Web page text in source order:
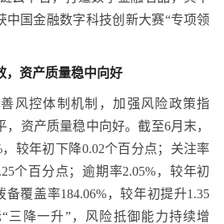
中国金融数字科技创新大赛“专项领
，资产质量稳中向好
风控体制机制，加强风险政策指
，资产质量稳中向好。截至6月末，
较年初下降0.02个百分点；关注率
个百分点；逾期率2.05%，较年初
备覆盖率184.06%，较年初提升1.35
三降一升”，风险抵御能力持续增